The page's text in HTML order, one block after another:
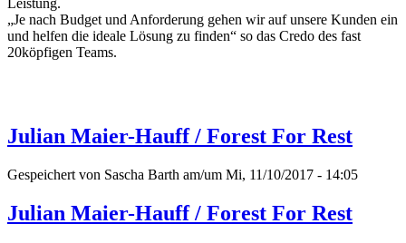
Leistung.
„Je nach Budget und Anforderung gehen wir auf unsere Kunden ein
und helfen die ideale Lösung zu finden“ so das Credo des fast
20köpfigen Teams.
Julian Maier-Hauff / Forest For Rest
Gespeichert von Sascha Barth am/um Mi, 11/10/2017 - 14:05
Julian Maier-Hauff / Forest For Rest